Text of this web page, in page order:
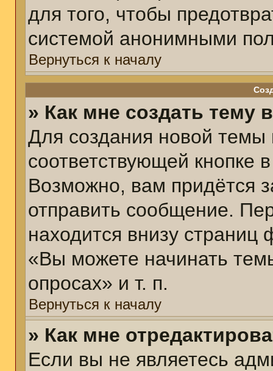
для того, чтобы
системой анонимными
Вернуться к началу
» Как мне создать тему
Для создания новой
соответствующей кнопке
Возможно, вам придётся
отправить сообщение.
находится внизу
«Вы можете начинать
опросах» и т. п.
Вернуться к началу
» Как мне
Если вы не являетесь